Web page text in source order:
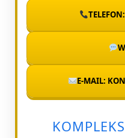
E-MAIL: